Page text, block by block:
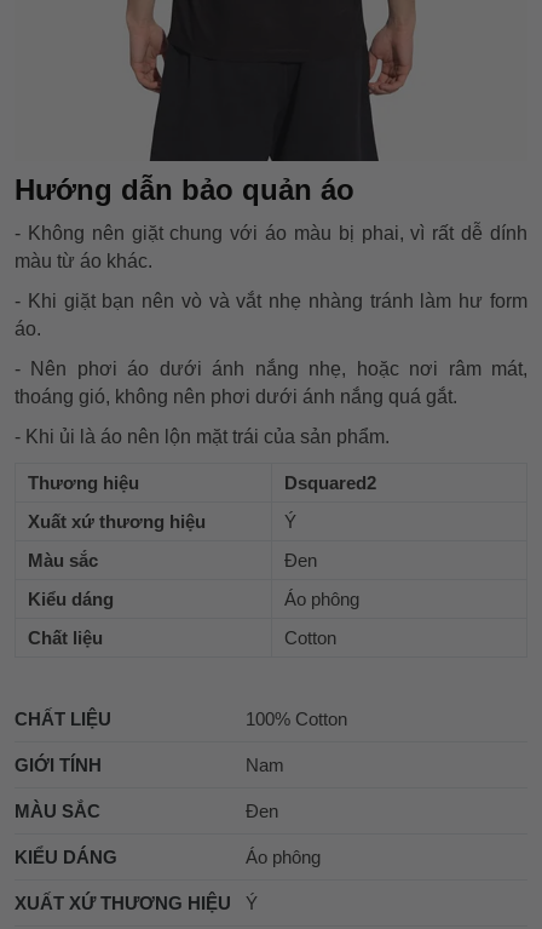
Hướng dẫn bảo quản áo
- Không nên giặt chung với áo màu bị phai, vì rất dễ dính
màu từ áo khác.
- Khi giặt bạn nên vò và vắt nhẹ nhàng tránh làm hư form
áo.
- Nên phơi áo dưới ánh nắng nhẹ, hoặc nơi râm mát,
thoáng gió, không nên phơi dưới ánh nắng quá gắt.
- Khi ủi là áo nên lộn mặt trái của sản phẩm.
Thương hiệu
Dsquared2
Xuất xứ thương hiệu
Ý
Màu sắc
Đen
Kiểu dáng
Áo phông
Chất liệu
Cotton
CHẤT LIỆU 100% Cotton
GIỚI TÍNH Nam
MÀU SẮC Đen
KIỂU DÁNG Áo phông
XUẤT XỨ THƯƠNG HIỆU Ý